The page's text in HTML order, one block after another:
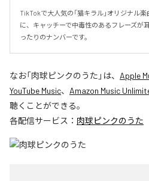
TikTokで大人気の「猫キラル」オリジナル
に、キャッチーで中毒性のあるフレーズが
ったりのナンバーです。
なお「肉球ピンクのうた 」は、 Apple
YouTube Music、 Amazon Music
聴くことができる。
各配信サービス： 肉球ピンクのうた